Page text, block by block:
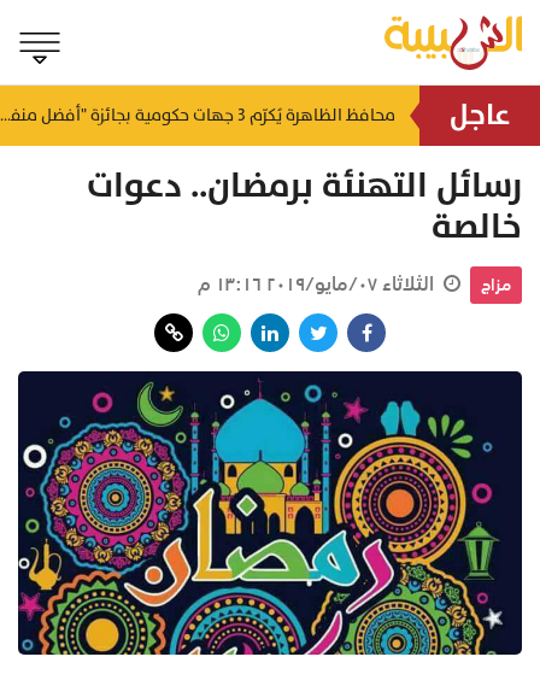
عاجل
منذ ١٥ ساعة منذ ١٦ ساعة محافظ الظاهرة يُكرّم 3 جهات حكومية بجائزة "أفضل منفذ تقديم خدمة" لعام 2025
رسائل التهنئة برمضان.. دعوات
خالصة
مزاج الثلاثاء ٠٧/مايو/٢٠١٩ ١٣:١٦ م